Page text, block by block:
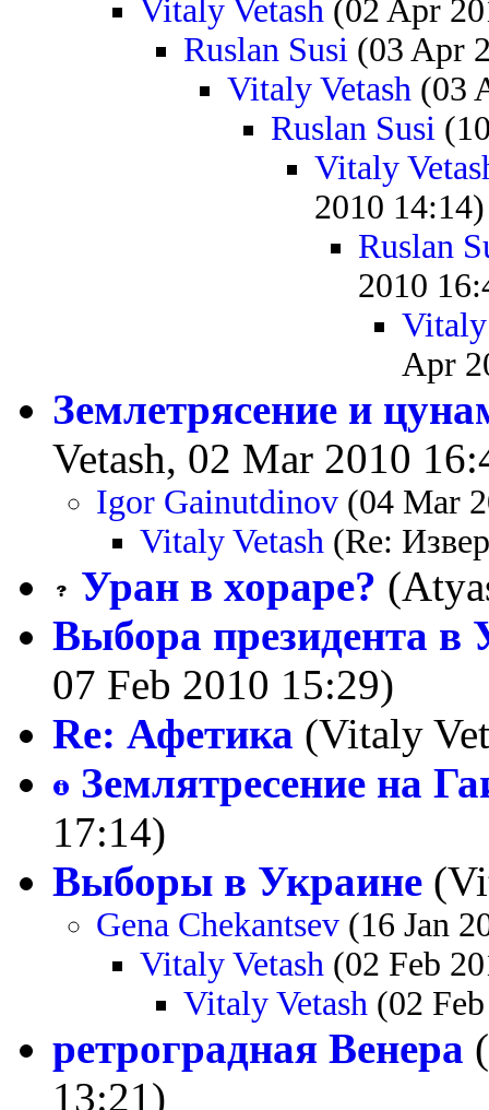
Vitaly Vetash (02 Apr
Ruslan Susi (03 Apr
Vitaly Vetash (03
Ruslan Susi
Vitaly
2010 14:14)
Ruslan
2010
Vitaly
Apr
Землетрясение и
Vetash, 02 Mar 2010
Igor Gainutdinov (04 Mar
Vitaly Vetash (Re:
Уран в хораре?
Выбора президента в
07 Feb 2010 15:29)
Re: Афетика (Vitaly
Землятресение на
17:14)
Выборы в Украине
Gena Chekantsev (16 Jan
Vitaly Vetash (02 Feb
Vitaly Vetash (02
ретроградная Венера
13:21)